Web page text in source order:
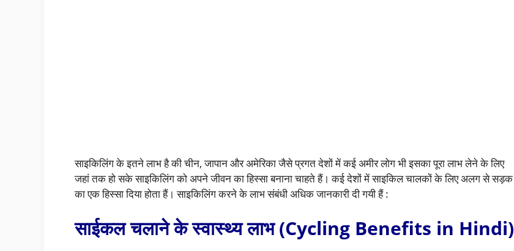
साइकिलिंग के इतने लाभ है की चीन, जापान और अमेरिका जैसे प्रगत देशों में कई अमीर लोग भी इसका पूरा लाभ लेने के लिए
जहां तक हो सके साइकिलिंग को अपने जीवन का हिस्सा बनाना चाहते हैं। कई देशों में साइकिल चालकों के लिए अलग से सड़क
का एक हिस्सा दिया होता हैं। साइकिलिंग करने के लाभ संबंधी अधिक जानकारी दी गयी हैं :
साईकल चलाने के स्वास्थ्य लाभ (Cycling Benefits in Hindi)